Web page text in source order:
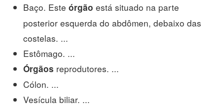
Baço. Este órgão está situado na parte
posterior esquerda do abdômen, debaixo das
costelas. ...
Estômago. ...
Órgãos reprodutores. ...
Cólon. ...
Vesícula biliar. ...